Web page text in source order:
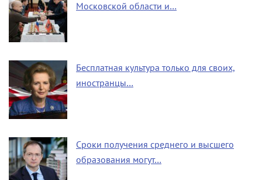
Московской области и…
Бесплатная культура только для своих,
иностранцы…
Сроки получения среднего и высшего
образования могут…